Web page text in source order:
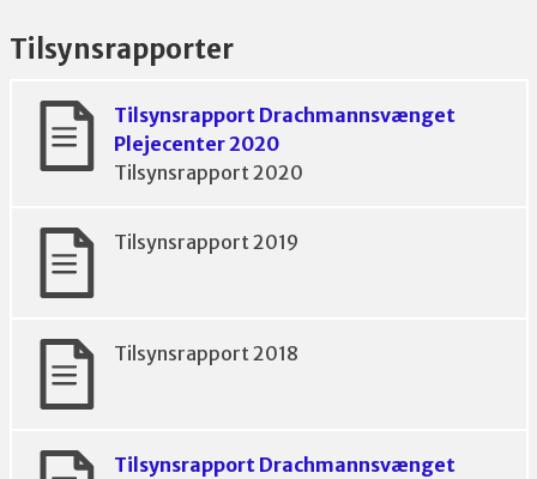
Tilsynsrapporter
Tilsynsrapport Drachmannsvænget
Plejecenter 2020
Tilsynsrapport 2020
Tilsynsrapport 2019
Tilsynsrapport 2018
Tilsynsrapport Drachmannsvænget